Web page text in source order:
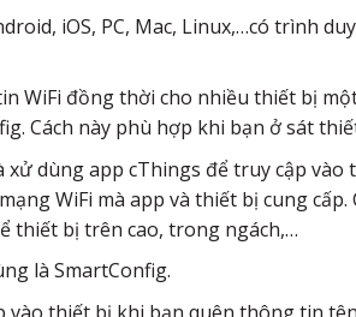
iOS, PC, Mac, Linux,…có trình
WiFi đồng thời cho nhiều thiết bị
Cách này phù hợp khi bạn ở sát
xử dùng app cThings để truy cập
WiFi mà app và thiết bị cung
thiết bị trên cao, trong ngách,…
là SmartConfig.